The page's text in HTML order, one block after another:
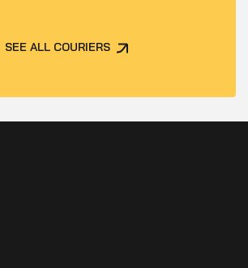
SEE ALL COURIERS